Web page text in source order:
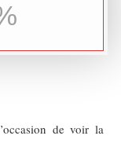
de voir la